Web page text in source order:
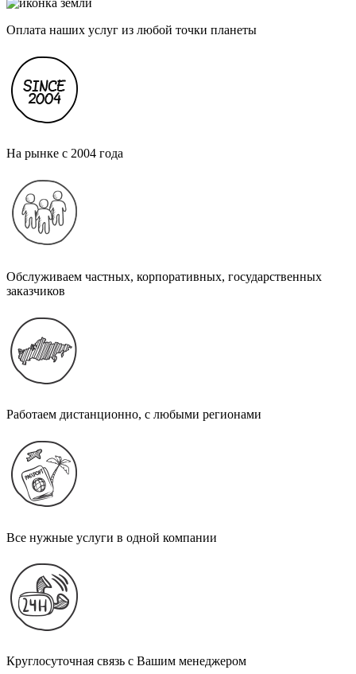
Оплата наших услуг из любой точки планеты
На рынке с 2004 года
Обслуживаем частных, корпоративных, государственных
заказчиков
Работаем дистанционно, с любыми регионами
Все нужные услуги в одной компании
Круглосуточная связь с Вашим менеджером